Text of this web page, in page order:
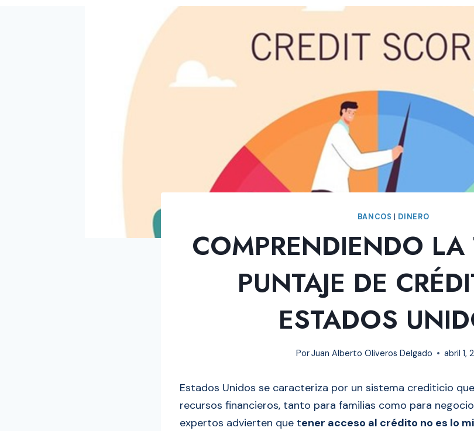
BANCOS DINERO
COMPRENDIENDO LA
PUNTAJE DE
ESTADOS
PorJuan Alberto Oliveros Delgado abril 1,
Estados Unidos se caracteriza por un sistema crediticio
recursos financieros, tanto para familias como para
expertos advierten que tener acceso al crédito no es lo